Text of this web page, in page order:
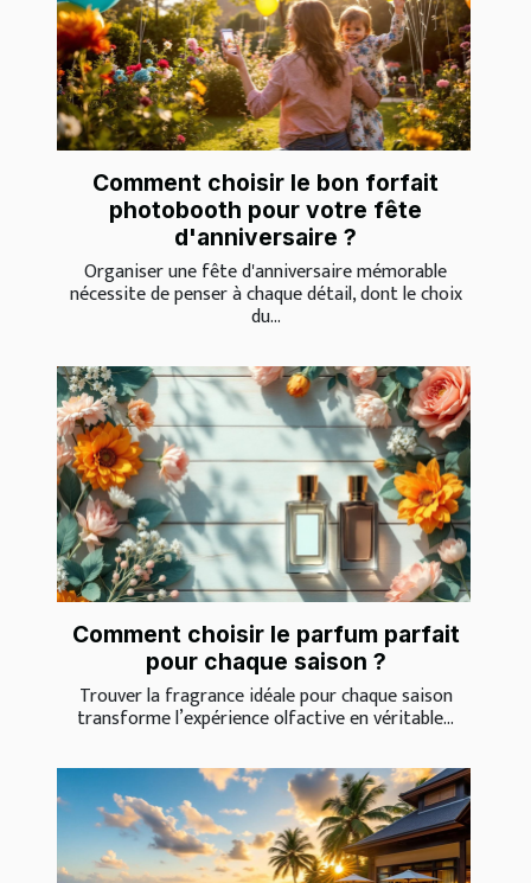
Comment choisir le bon forfait
photobooth pour votre fête
d'anniversaire ?
Organiser une fête d'anniversaire mémorable
nécessite de penser à chaque détail, dont le choix
du...
Comment choisir le parfum parfait
pour chaque saison ?
Trouver la fragrance idéale pour chaque saison
transforme l’expérience olfactive en véritable...